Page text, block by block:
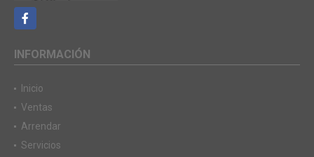
Facebook
INFORMACIÓN
Inicio
Ventas
Arrendar
Servicios